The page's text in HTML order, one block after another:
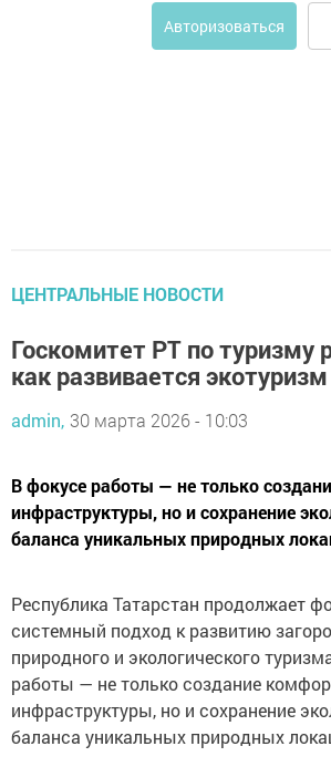
Авторизоваться
ЦЕНТРАЛЬНЫЕ НОВОСТИ
Госкомитет РТ по туризму
как развивается
admin, 30 марта 2026 - 10:03
В фокусе работы — не только
инфраструктуры, но и сохранение
баланса уникальных природных
Республика Татарстан продолжает
системный подход к развитию
природного и экологического
работы — не только создание
инфраструктуры, но и сохранение
баланса уникальных природных